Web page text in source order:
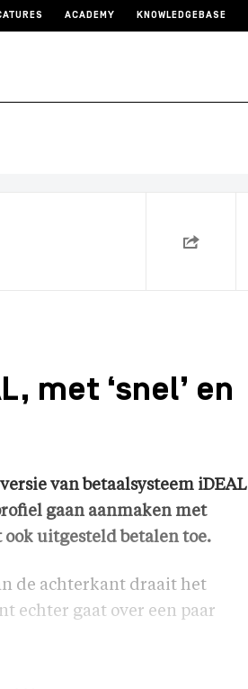
ACADEMY KNOWLEDGEBASE
met ‘snel’ en
van betaalsysteem iDEAL
gaan aanmaken met
uitgesteld betalen toe.
de achterkant draait het
echter gaat over een paar